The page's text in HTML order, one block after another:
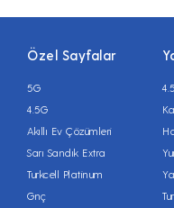
Özel Sayfalar
5G
4.5G
Akıllı Ev Çözümleri
Sarı Sandık Extra
Turkcell Platinum
Gnç